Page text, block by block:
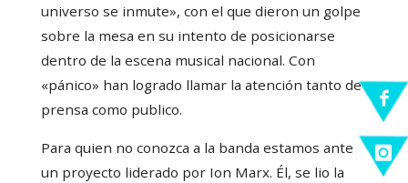
universo se inmute», con el que dieron un golpe
sobre la mesa en su intento de posicionarse
dentro de la escena musical nacional. Con
«pánico» han logrado llamar la atención tanto de
prensa como publico.
Para quien no conozca a la banda estamos ante
un proyecto liderado por Ion Marx. Él, se lio la